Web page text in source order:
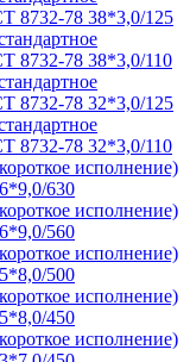
8732-78 38*3,0/125
8732-78 38*3,0/110
8732-78 32*3,0/125
8732-78 32*3,0/110
исполнение)
630
исполнение)
560
исполнение)
500
исполнение)
450
исполнение)